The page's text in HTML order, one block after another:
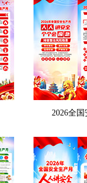
2026全